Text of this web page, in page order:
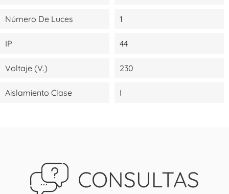
Número De Luces 1
IP 44
Voltaje (V.) 230
Aislamiento Clase I
CONSULTAS